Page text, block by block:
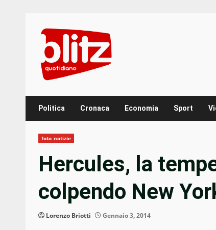
content
Politica Cronaca Economia Sport
foto notizie
Hercules, la
colpendo New
Lorenzo Briotti Gennaio 3, 2014